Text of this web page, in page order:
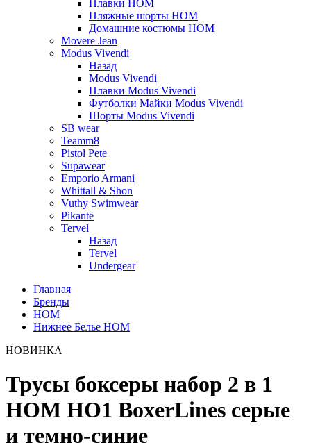
Плавки HOM
Пляжные шорты HOM
Домашние костюмы HOM
Movere Jean
Modus Vivendi
Назад
Modus Vivendi
Плавки Modus Vivendi
Футболки Майки Modus Vivendi
Шорты Modus Vivendi
SB wear
Teamm8
Pistol Pete
Supawear
Emporio Armani
Whittall & Shon
Vuthy Swimwear
Pikante
Tervel
Назад
Tervel
Undergear
Главная
Бренды
HOM
Нижнее Белье HOM
НОВИНКА
Трусы боксеры набор 2 в 1
HOM HO1 BoxerLines серые
и темно-синие